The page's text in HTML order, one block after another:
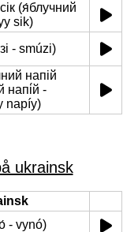
(я́блучний
sik)
- smúzi)
напій
напі́й -
napíy)
ukrainsk
- vynó)